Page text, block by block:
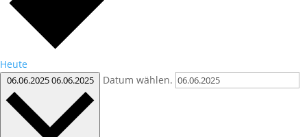
Heute
06.06.202506.06.2025 Datum wählen.